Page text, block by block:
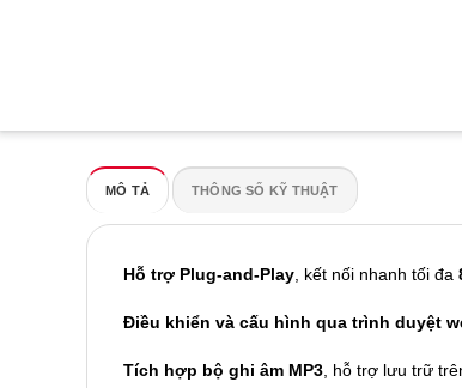
MÔ TẢ THÔNG SỐ KỸ THUẬT
Hỗ trợ Plug-and-Play , kết nối nhanh tối đa
Điều khiển và cấu hình qua trình duyệt
Tích hợp bộ ghi âm MP3 , hỗ trợ lưu trữ